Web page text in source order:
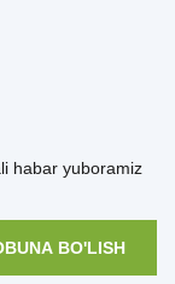
habar yuboramiz
BO'LISH